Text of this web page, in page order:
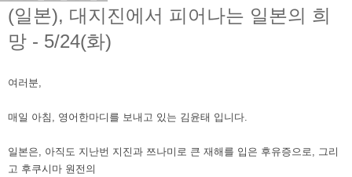
(일본), 대지진에서 피어나는 일본의 희
망 - 5/24(화)
여러분,
매일 아침, 영어한마디를 보내고 있는 김윤태 입니다.
일본은, 아직도 지난번 지진과 쯔나미로 큰 재해를 입은 후유증으로, 그리
고 후쿠시마 원전의